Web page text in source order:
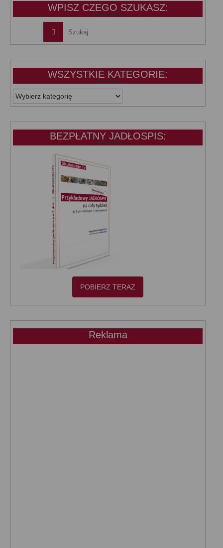
WPISZ CZEGO SZUKASZ:
WSZYSTKIE KATEGORIE:
WSZYSTKIE
KATEGORIE:
BEZPŁATNY JADŁOSPIS:
POBIERZ TERAZ
Reklama